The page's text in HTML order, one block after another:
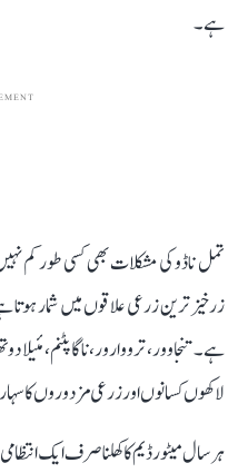
ہے۔
تمل ناڈو کی مشکلات بھی کسی طور کم
زرخیز ترین زرعی علاقوں میں شمار ہوتا
ہے۔ تنجاوور، ترووارور، ناگاپٹنم،
لاکھوں کسانوں اور زرعی مزدوروں کا
ہر سال میٹور ڈیم کا کھلنا صرف ایک